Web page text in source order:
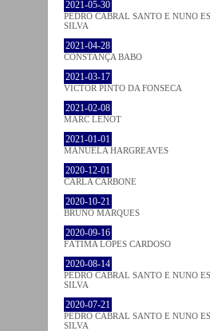
2021-05-30
PEDRO CABRAL SANTO E NUNO
SILVA
2021-04-28
CONSTANÇA BABO
2021-03-17
VICTOR PINTO DA FONSECA
2021-02-08
MARC LENOT
2021-01-01
MANUELA HARGREAVES
2020-12-01
CARLA CARBONE
2020-10-21
BRUNO MARQUES
2020-09-16
FÁTIMA LOPES CARDOSO
2020-08-14
PEDRO CABRAL SANTO E NUNO
SILVA
2020-07-21
PEDRO CABRAL SANTO E NUNO
SILVA